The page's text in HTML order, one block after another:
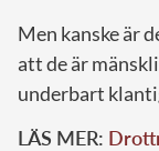
Men kanske är
att de är
underbart
LÄS MER: